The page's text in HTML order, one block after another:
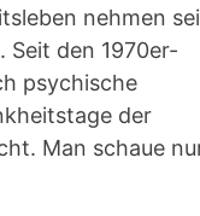
nehmen
Seit den 1970er-
psychische
der
Man schaue